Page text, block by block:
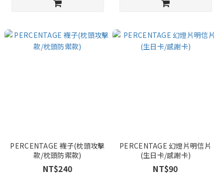
PERCENTAGE 襪子(枕頭攻擊
款/枕頭防禦款)
NT$240
PERCENTAGE 幻燈片明信片
(生日卡/感謝卡)
NT$90